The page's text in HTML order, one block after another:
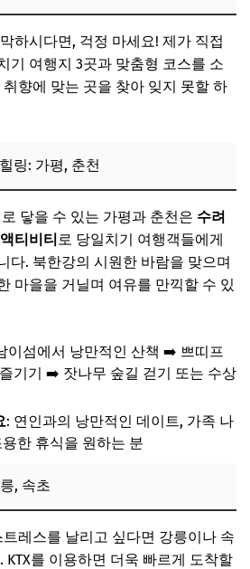
하시다면, 걱정 마세요! 제가 직접
기 여행지 3곳과 맞춤형 코스를 소
향에 맞는 곳을 찾아 잊지 못할 하
링: 가평, 춘천
닿을 수 있는 가평과 춘천은 수려
티비티 로 당일치기 여행객들에게
다. 북한강의 시원한 바람을 맞으며
마을을 거닐며 여유를 만끽할 수 있
이섬에서 낭만적인 산책 ➡️ 쁘띠프
기기 ➡️ 잣나무 숲길 걷기 또는 수상
: 연인과의 낭만적인 데이트, 가족 나
한 휴식을 원하는 분
, 속초
레스를 날리고 싶다면 강릉이나 속
KTX를 이용하면 더욱 빠르게 도착할